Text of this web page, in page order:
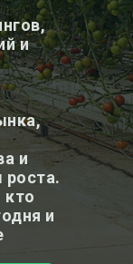
и
и
роста.
кто
и